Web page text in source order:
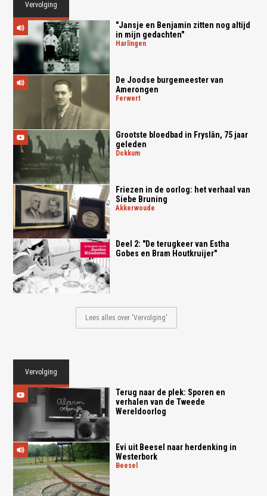
Vervolging
"Jansje en Benjamin zitten nog altijd
in mijn gedachten"
harlingen
De Joodse burgemeester van
Amerongen
ferwert
Grootste bloedbad in Fryslân, 75 jaar
geleden
dokkum
Friezen in de oorlog: het verhaal van
Siebe Bruning
akkerwoude
Deel 2: "De terugkeer van Estha
Gobes en Bram Houtkruijer"
Lees alles over 'Vervolging'
Vervolging
Terug naar de plek: Sporen en
verhalen van de Tweede
Wereldoorlog
Evi uit Beesel naar herdenking in
Westerbork
beesel